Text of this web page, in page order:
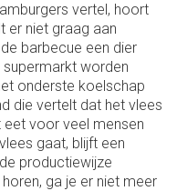
vertel, hoort
er niet graag aan
barbecue een dier
worden
onderste koelschap
die vertelt dat het vlees
voor veel mensen
gaat, blijft een
productiewijze
ga je er niet meer